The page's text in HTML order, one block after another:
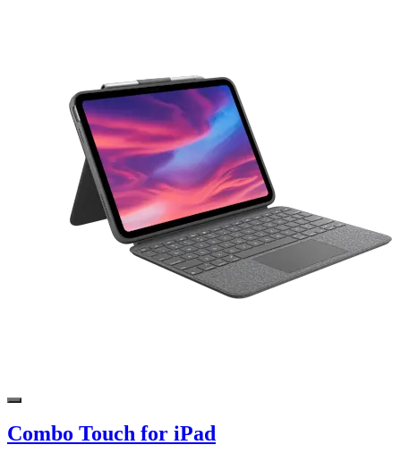
Combo Touch for iPad